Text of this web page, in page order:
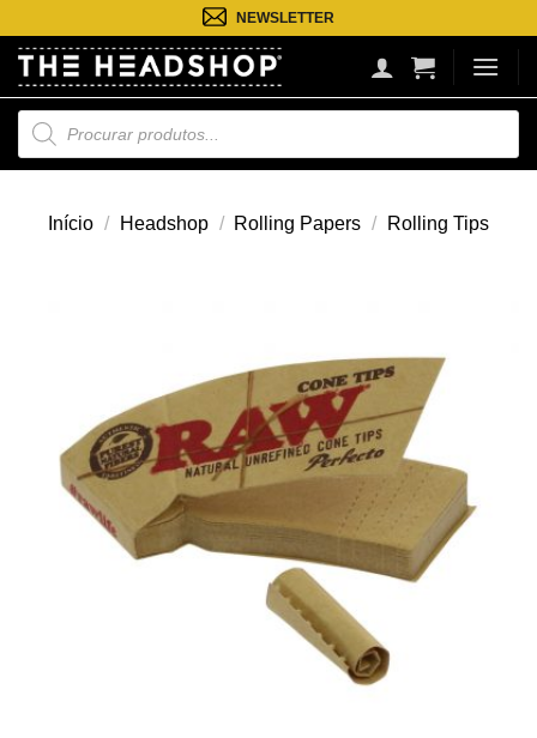
para
conteúdo
NEWSLETTER
Pesquisa
de
produtos
Início / Headshop / Rolling Papers / Rolling Tips